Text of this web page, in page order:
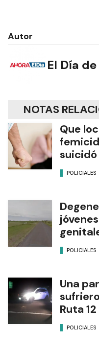
Autor
El Día
NOTAS
Que
suicidó
POLICIALES
POLICIALES
Una
Ruta 12
POLICIALES